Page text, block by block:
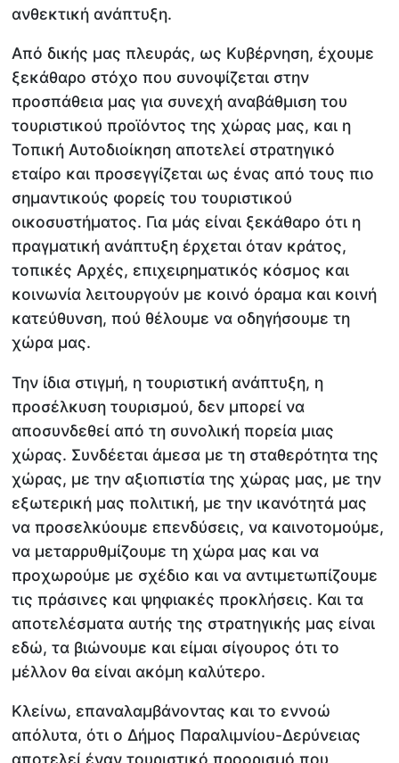
ανθεκτική ανάπτυξη.
Από δικής μας πλευράς, ως Κυβέρνηση, έχουμε
ξεκάθαρο στόχο που συνοψίζεται στην
προσπάθεια μας για συνεχή αναβάθμιση του
τουριστικού προϊόντος της χώρας μας, και η
Τοπική Αυτοδιοίκηση αποτελεί στρατηγικό
εταίρο και προσεγγίζεται ως ένας από τους πιο
σημαντικούς φορείς του τουριστικού
οικοσυστήματος. Για μάς είναι ξεκάθαρο ότι η
πραγματική ανάπτυξη έρχεται όταν κράτος,
τοπικές Αρχές, επιχειρηματικός κόσμος και
κοινωνία λειτουργούν με κοινό όραμα και κοινή
κατεύθυνση, πού θέλουμε να οδηγήσουμε τη
χώρα μας.
Την ίδια στιγμή, η τουριστική ανάπτυξη, η
προσέλκυση τουρισμού, δεν μπορεί να
αποσυνδεθεί από τη συνολική πορεία μιας
χώρας. Συνδέεται άμεσα με τη σταθερότητα της
χώρας, με την αξιοπιστία της χώρας μας, με την
εξωτερική μας πολιτική, με την ικανότητά μας
να προσελκύουμε επενδύσεις, να καινοτομούμε,
να μεταρρυθμίζουμε τη χώρα μας και να
προχωρούμε με σχέδιο και να αντιμετωπίζουμε
τις πράσινες και ψηφιακές προκλήσεις. Και τα
αποτελέσματα αυτής της στρατηγικής μας είναι
εδώ, τα βιώνουμε και είμαι σίγουρος ότι το
μέλλον θα είναι ακόμη καλύτερο.
Κλείνω, επαναλαμβάνοντας και το εννοώ
απόλυτα, ότι ο Δήμος Παραλιμνίου-Δερύνειας
αποτελεί έναν τουριστικό προορισμό που